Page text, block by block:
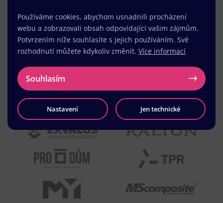
Používáme cookies, abychom usnadnili procházení
webu a zobrazovali obsah odpovídající vašim zájmům.
Potvrzením níže souhlasíte s jejich používáním. Své
rozhodnutí můžete kdykoliv změnit. Více informací
Souhlasím
Nastavení Jen technické